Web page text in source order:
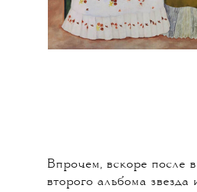
Впрочем, вскоре после
второго альбома